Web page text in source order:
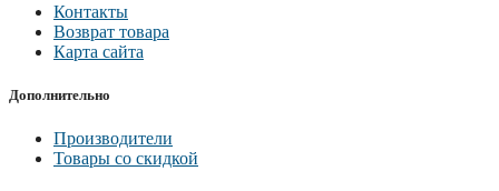
Контакты
Возврат товара
Карта сайта
Дополнительно
Производители
Товары со скидкой